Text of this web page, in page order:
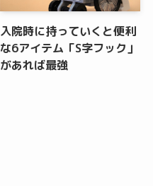
入院時に持っていくと便利
な6アイテム「S字フック」
があれば最強